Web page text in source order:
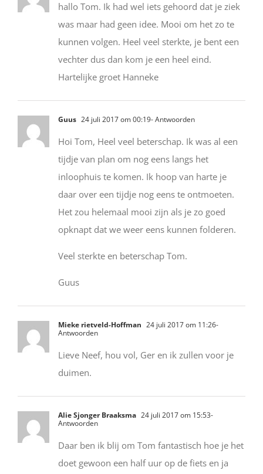
hallo Tom. Ik had wel iets gehoord dat je ziek
was maar had geen idee. Mooi om het zo te
kunnen volgen. Heel veel sterkte, je bent een
vechter dus dan kom je een heel eind.
Hartelijke groet Hanneke
Guus 24 juli 2017 om 00:19- Antwoorden
Hoi Tom, Heel veel beterschap. Ik was al een
tijdje van plan om nog eens langs het
inloophuis te komen. Ik hoop van harte je
daar over een tijdje nog eens te ontmoeten.
Het zou helemaal mooi zijn als je zo goed
opknapt dat we weer eens kunnen folderen.
Veel sterkte en beterschap Tom.
Guus
Mieke rietveld-Hoffman 24 juli 2017 om 11:26-
Antwoorden
Lieve Neef, hou vol, Ger en ik zullen voor je
duimen.
Alie Sjonger Braaksma 24 juli 2017 om 15:53-
Antwoorden
Daar ben ik blij om Tom fantastisch hoe je het
doet gewoon een half uur op de fiets en ja